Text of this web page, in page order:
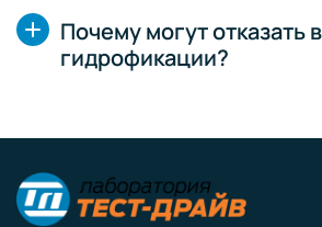
Почему могут отказать
гидрофикации?